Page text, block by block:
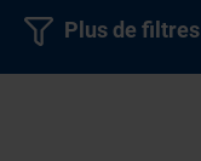
Plus de filtres